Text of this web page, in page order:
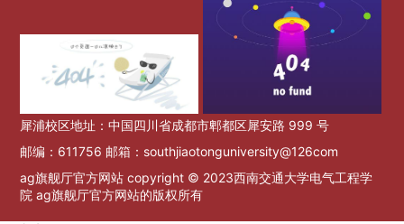
犀浦校区地址：中国四川省成都市郫都区犀安路 999 号
邮编：611756 邮箱：southjiaotonguniversity@126com
ag旗舰厅官方网站 copyright © 2023西南交通大学电气工程学
院 ag旗舰厅官方网站的版权所有